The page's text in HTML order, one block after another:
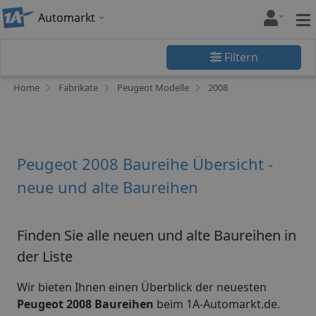
Automarkt
Filtern
Home Fabrikate Peugeot Modelle 2008
Peugeot 2008 Baureihe Übersicht -
neue und alte Baureihen
Finden Sie alle neuen und alte Baureihen in
der Liste
Wir bieten Ihnen einen Überblick der neuesten
Peugeot 2008 Baureihen beim 1A-Automarkt.de.